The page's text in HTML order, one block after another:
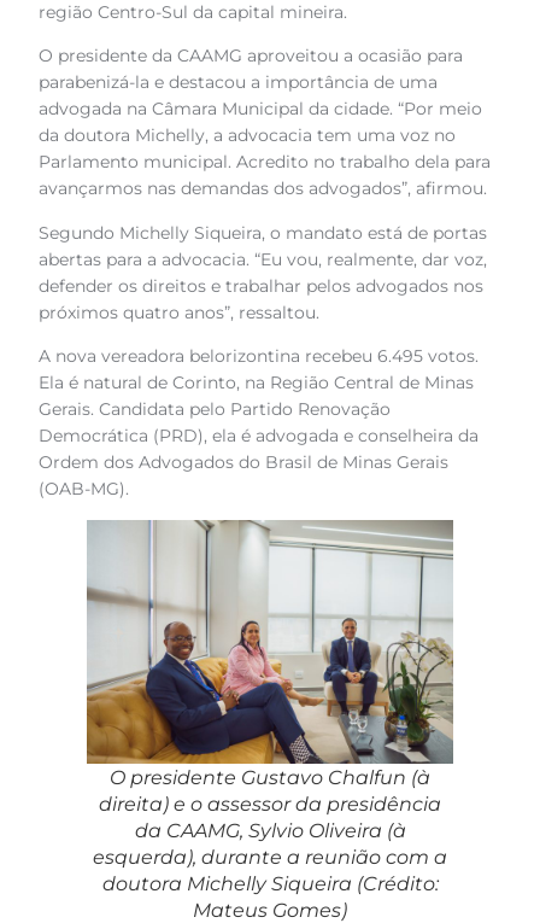
região Centro-Sul da capital mineira.
O presidente da CAAMG aproveitou a ocasião para
parabenizá-la e destacou a importância de uma
advogada na Câmara Municipal da cidade. “Por meio
da doutora Michelly, a advocacia tem uma voz no
Parlamento municipal. Acredito no trabalho dela para
avançarmos nas demandas dos advogados”, afirmou.
Segundo Michelly Siqueira, o mandato está de portas
abertas para a advocacia. “Eu vou, realmente, dar voz,
defender os direitos e trabalhar pelos advogados nos
próximos quatro anos”, ressaltou.
A nova vereadora belorizontina recebeu 6.495 votos.
Ela é natural de Corinto, na Região Central de Minas
Gerais. Candidata pelo Partido Renovação
Democrática (PRD), ela é advogada e conselheira da
Ordem dos Advogados do Brasil de Minas Gerais
(OAB-MG).
O presidente Gustavo Chalfun (à
direita) e o assessor da presidência
da CAAMG, Sylvio Oliveira (à
esquerda), durante a reunião com a
doutora Michelly Siqueira (Crédito:
Mateus Gomes)